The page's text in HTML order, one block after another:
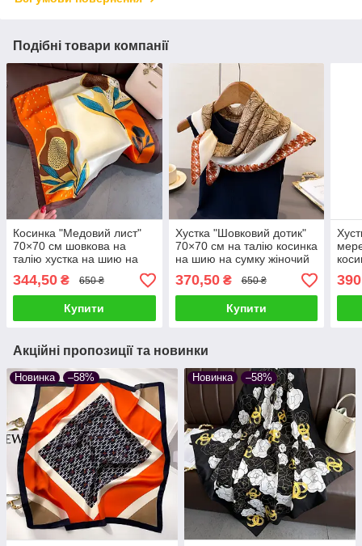
Подібні товари компанії
Косинка "Медовий лист"
70×70 см шовкова на
талію хустка на шию на
шаль з принтом шовк-
армані
344,50 ₴ 650 ₴
Купити
Хустка "Шовковий дотик"
70×70 см на талію косинка
на шию на сумку жіночий
рослинним принтом
бавовняна
370,50₴ 650 ₴
Купити
390
Акційні пропозиції та новинки
Новинка –58% Новинка –58%